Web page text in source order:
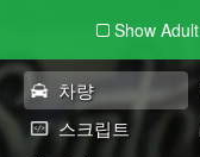
Show Adult
차량
스크립트